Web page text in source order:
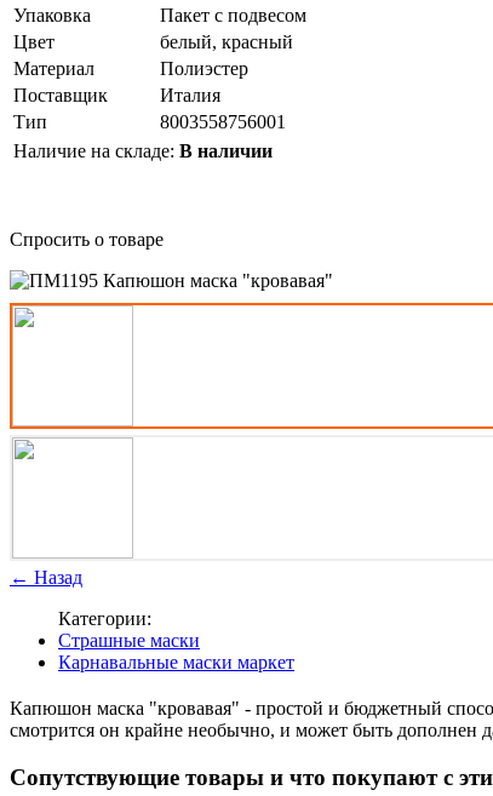
Упаковка
Пакет с подвесом
Цвет
белый, красный
Материал
Полиэстер
Поставщик
Италия
Тип
8003558756001
Наличие на складе: В наличии
Спросить о товаре
← Назад
Категории:
Страшные маски
Карнавальные маски маркет
Капюшон маска "кровавая" - простой и бюджетный
смотрится он крайне необычно, и может быть дополнен
Cопутствующие товары и что покупают с